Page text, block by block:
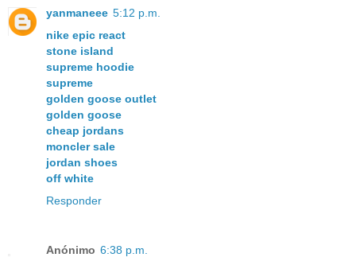
yanmaneee 5:12 p.m.
nike epic react
stone island
supreme hoodie
supreme
golden goose outlet
golden goose
cheap jordans
moncler sale
jordan shoes
off white
Responder
Anónimo 6:38 p.m.